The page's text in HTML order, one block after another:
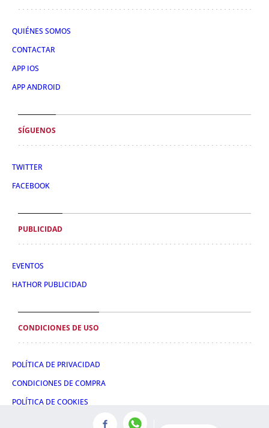
QUIÉNES SOMOS
CONTACTAR
APP IOS
APP ANDROID
SÍGUENOS
TWITTER
FACEBOOK
PUBLICIDAD
EVENTOS
HATHOR PUBLICIDAD
CONDICIONES DE USO
POLÍTICA DE PRIVACIDAD
CONDICIONES DE COMPRA
POLÍTICA DE COOKIES